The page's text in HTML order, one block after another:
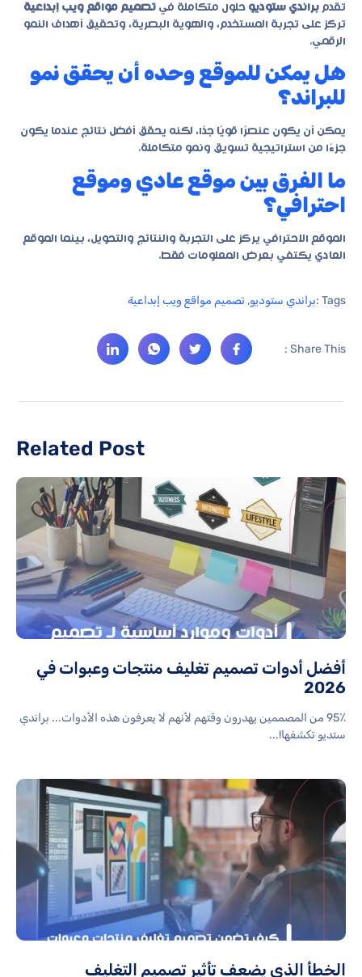
تقدم براندي ستوديو حلول متكاملة في تصميم مواقع ويب إبداعية
تركز على تجربة المستخدم، والهوية البصرية، وتحقيق أهداف النمو
الرقمي.
هل يمكن للموقع وحده أن يحقق نمو
للبراند؟
يمكن أن يكون عنصرًا قويًا جدًا، لكنه يحقق أفضل نتائج عندما يكون
جزءًا من استراتيجية تسويق ونمو متكاملة.
ما الفرق بين موقع عادي وموقع
احترافي؟
الموقع الاحترافي يركز على التجربة والنتائج والتحويل، بينما الموقع
العادي يكتفي بعرض المعلومات فقط.
Tags : براندي ستوديو, تصميم مواقع ويب إبداعية
Share This :
Related Post
أفضل أدوات تصميم تغليف منتجات وعبوات في
2026
95٪ من المصممين يهدرون وقتهم لأنهم لا يعرفون هذه الأدوات... براندي
ستديو تكشفها!...
الخطأ الذي يضعف تأثير تصميم التغليف